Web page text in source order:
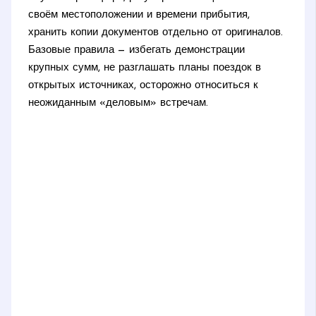
своём местоположении и времени прибытия,
хранить копии документов отдельно от оригиналов.
Базовые правила — избегать демонстрации
крупных сумм, не разглашать планы поездок в
открытых источниках, осторожно относиться к
неожиданным «деловым» встречам.